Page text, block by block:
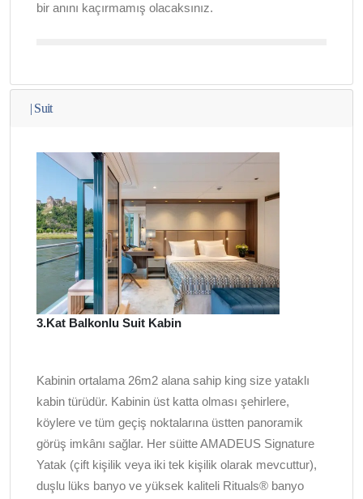
bir anını kaçırmamış olacaksınız.
| Suit
3.Kat Balkonlu Suit Kabin
Kabinin ortalama 26m2 alana sahip king size yataklı
kabin türüdür. Kabinin üst katta olması şehirlere,
köylere ve tüm geçiş noktalarına üstten panoramik
görüş imkânı sağlar. Her süitte AMADEUS Signature
Yatak (çift kişilik veya iki tek kişilik olarak mevcuttur),
duşlu lüks banyo ve yüksek kaliteli Rituals® banyo